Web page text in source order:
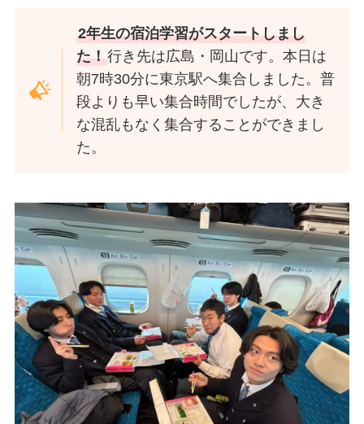
2年生の宿泊学習がスタートしまし
た！行き先は広島・岡山です。本日は
朝7時30分に東京駅へ集合しました。普
段よりも早い集合時間でしたが、大き
な混乱もなく集合することができまし
た。